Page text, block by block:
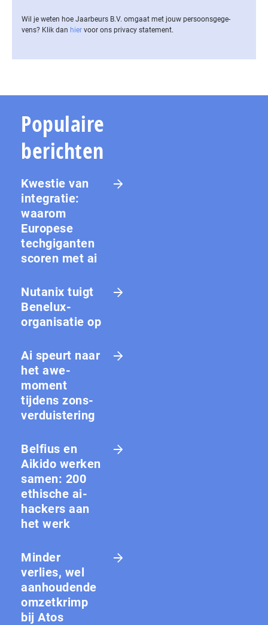
Wil je weten hoe Jaarbeurs B.V. omgaat met jouw per­soons­ge­ge­
vens? Klik dan hier voor ons privacy statement.
Populaire
berichten
Kwestie van
integratie:
waarom
Europese
techgiganten
scoren met ai
Nutanix tuigt
Benelux-
organisatie op
Ai speurt naar
het awe-
moment
tijdens zons­
ver­duis­te­ring
Belfius en
Aikido werken
samen: 200
ethische ai-
hackers aan
het werk
Minder
verlies, wel
aanhoudende
omzetkrimp
bij Atos